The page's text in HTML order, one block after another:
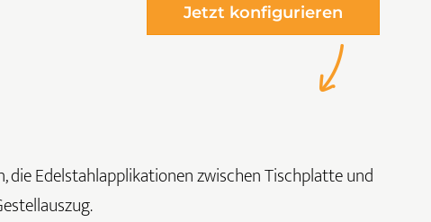
Jetzt konfigurieren
die Edelstahlapplikationen zwischen Tischplatte und